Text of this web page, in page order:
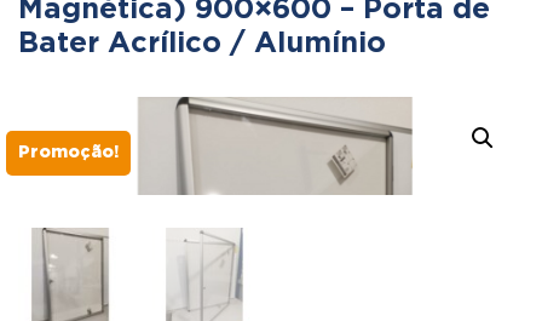
Magnética) 900×600 – Porta de
Bater Acrílico / Alumínio
Promoção!